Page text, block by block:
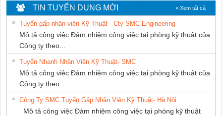
Nam Quốc Thịnh
DỊCH VỤ KỸ
THUẬT ĐIỆN CƠ
GIA HƯNG
PHÁT
DONG THANH
TIN TUYỂN DỤNG MỚI » Xem tất cả
Tuyển gấp nhân viên Kỹ Thuật - Cty SMC Engineering
Mô tả công việc Đảm nhiệm công việc tại phòng kỹ thuật của
Công ty theo...
Tuyển Nhanh Nhân Viên Kỹ Thuật- SMC
Mô tả công việc Đảm nhiệm công việc tại phòng kỹ thuật của
Công ty theo...
Công Ty SMC Tuyển Gấp Nhân Viên Kỹ Thuật- Hà Nội
Mô tả công việc Đảm nhiệm công việc tại phòng kỹ thuật